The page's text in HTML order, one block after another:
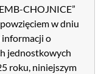
CHOJNICE”
powzięciem w dniu
informacji o
jednostkowych
roku, niniejszym